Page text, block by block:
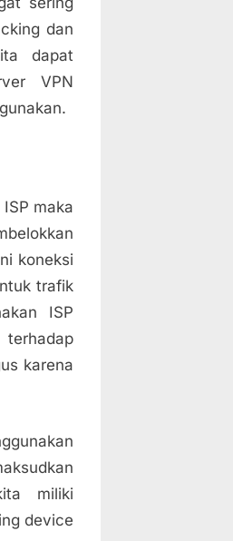
dan
dapat
VPN
maka
koneksi
trafik
ISP
karena
miliki
device